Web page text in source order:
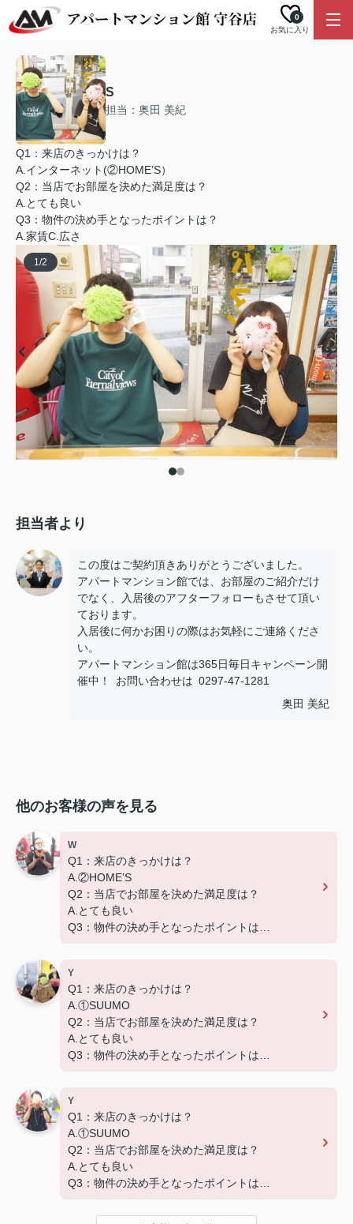
お気に入り
0
S
担当：奥田 美紀
Q1：来店のきっかけは？
A.インターネット(②HOME’S）
Q2：当店でお部屋を決めた満足度は？
A.とても良い
Q3：物件の決め手となったポイントは？
A.家賃C.広さ
1/2
担当者より
この度はご契約頂きありがとうございました。
アパートマンション館では、お部屋のご紹介だけ
でなく、入居後のアフターフォローもさせて頂い
ております。
入居後に何かお困りの際はお気軽にご連絡くださ
い。
アパートマンション館は365日毎日キャンペーン開
催中！ お問い合わせは 0297-47-1281
奥田 美紀
他のお客様の声を見る
W
Q1：来店のきっかけは？
A.②HOME’S
Q2：当店でお部屋を決めた満足度は？
A.とても良い
Q3：物件の決め手となったポイントは？
Y
Q1：来店のきっかけは？
A.①SUUMO
Q2：当店でお部屋を決めた満足度は？
A.とても良い
Q3：物件の決め手となったポイントは？
Y
Q1：来店のきっかけは？
A.①SUUMO
Q2：当店でお部屋を決めた満足度は？
A.とても良い
Q3：物件の決め手となったポイントは？